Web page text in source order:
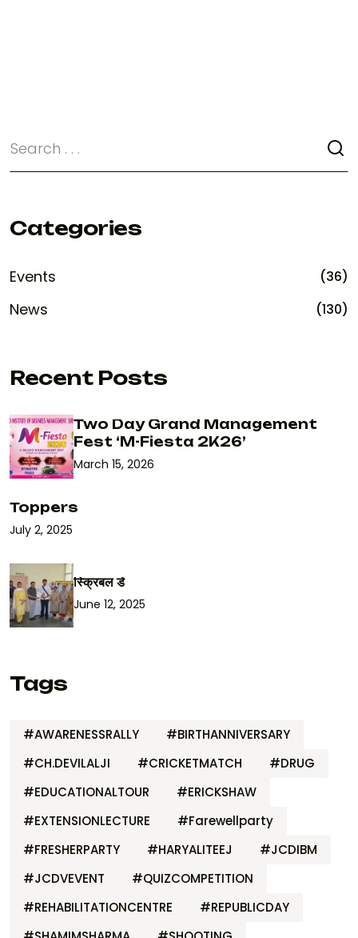
Categories
Events (36)
News (130)
Recent Posts
Two Day Grand Management
Fest ‘M-Fiesta 2K26’
March 15, 2026
Toppers
July 2, 2025
स्क्रिबल डे
June 12, 2025
Tags
#AWARENESSRALLY
#BIRTHANNIVERSARY
#CH.DEVILALJI
#CRICKETMATCH
#DRUG
#EDUCATIONALTOUR
#ERICKSHAW
#EXTENSIONLECTURE
#Farewellparty
#FRESHERPARTY
#HARYALITEEJ
#JCDIBM
#JCDVEVENT
#QUIZCOMPETITION
#REHABILITATIONCENTRE
#REPUBLICDAY